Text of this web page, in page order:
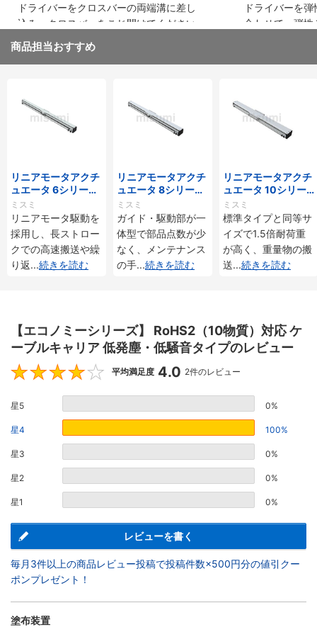
ドライバーをクロスバーの両端溝に差し
込み、クロスバーをこじ開けてください
ドライバーを
合わせて、弾
商品担当おすすめ
リニアモータアクチ
ュエータ 6シリーズ
標準タイプ インクリ
メンタル・アブソリ
ュート仕様
ミスミ
リニアモータ駆動を
採用し、長ストロー
クでの高速搬送や繰
り返...続きを読む
リニアモータアクチ
ュエータ 8シリーズ
標準タイプ インクリ
メンタル・アブソリ
ュート仕様
ミスミ
ガイド・駆動部が一
体型で部品点数が少
なく、メンテナンス
の手...続きを読む
リニアモータアクチ
ュエータ 10シリー
ズ 標準タイプ 重荷
重 インクリメンタ
ル・アブソリュート
仕様
ミスミ
標準タイプと同等サ
イズで1.5倍耐荷重
が高く、重量物の搬
送...続きを読む
【エコノミーシリーズ】 RoHS2（10物質）対応 ケ
ーブルキャリア 低発塵・低騒音タイプのレビュー
4
平均満足度 4.0 2件のレビュー
星5 0%
星4 100%
星3 0%
星2 0%
星1 0%
レビューを書く
毎月3件以上の商品レビュー投稿で投稿件数×500円分の値引クー
ポンプレゼント！
塗布装置